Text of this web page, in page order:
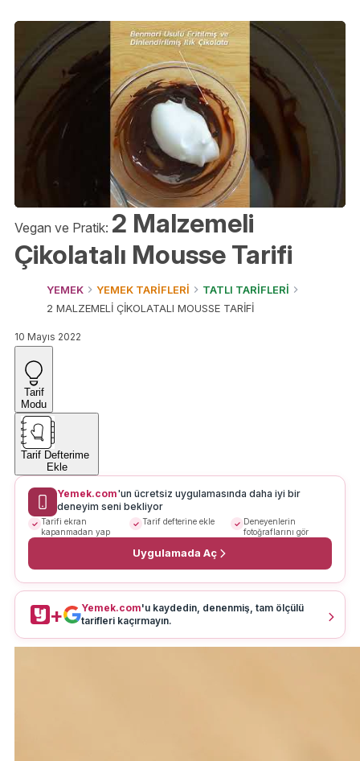
Vegan ve Pratik: 2 Malzemeli
Çikolatalı Mousse Tarifi
YEMEK YEMEK TARİFLERİ
TATLI TARİFLERİ
2 MALZEMELİ ÇİKOLATALI MOUSSE TARİFİ
10 Mayıs 2022
Tarif
Modu
Tarif Defterime
Ekle
Yemek.com'un ücretsiz uygulamasında daha iyi bir
deneyim seni bekliyor
Tarifi ekran
kapanmadan yap
Tarif defterine ekle
Deneyenlerin
fotoğraflarını gör
Uygulamada Aç
+ Yemek.com'u kaydedin, denenmiş, tam ölçülü
tarifleri kaçırmayın.